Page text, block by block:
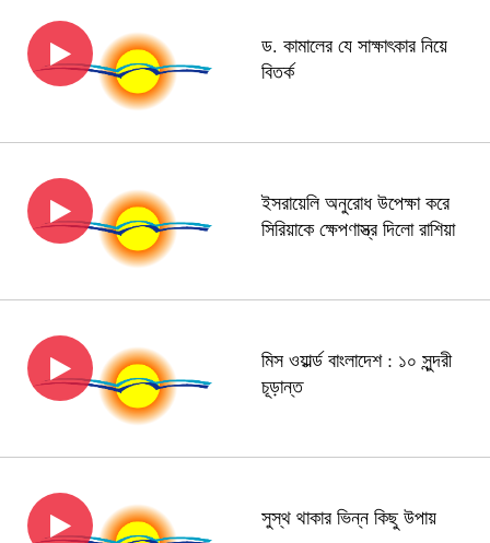
ড. কামালের যে সাক্ষাৎকার নিয়ে
বিতর্ক
ইসরায়েলি অনুরোধ উপেক্ষা করে
সিরিয়াকে ক্ষেপণাস্ত্র দিলো রাশিয়া
মিস ওয়ার্ল্ড বাংলাদেশ : ১০ সুন্দরী
চূড়ান্ত
সুস্থ থাকার ভিন্ন কিছু উপায়